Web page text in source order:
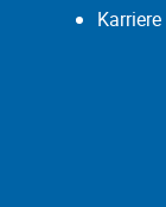
Karriere